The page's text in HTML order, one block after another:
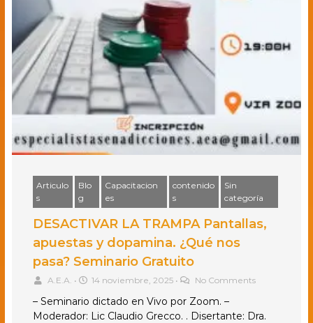
Articulo
s
Blo
g
Capacitacion
es
contenido
s
Sin
categoría
DESACTIVAR LA TRAMPA Pantallas,
apuestas y dopamina. ¿Qué nos
pasa? Seminario Gratuito
A.E.A. • 14 noviembre, 2025 • No Comments
– Seminario dictado en Vivo por Zoom. –
Moderador: Lic Claudio Grecco. . Disertante: Dra.